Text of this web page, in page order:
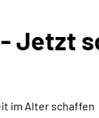
Jetzt
im Alter schaffen